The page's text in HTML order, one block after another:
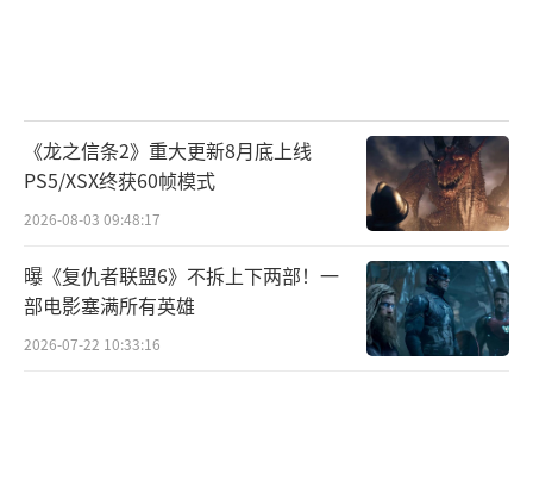
《龙之信条2》重大更新8月底上线
PS5/XSX终获60帧模式
2026-08-03 09:48:17
曝《复仇者联盟6》不拆上下两部！一
部电影塞满所有英雄
2026-07-22 10:33:16